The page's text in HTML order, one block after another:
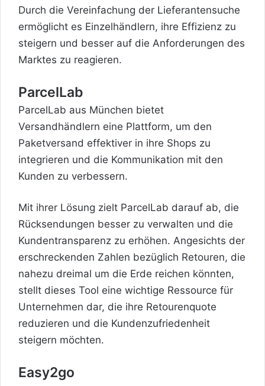
Durch die Vereinfachung der Lieferantensuche
ermöglicht es Einzelhändlern, ihre Effizienz zu
steigern und besser auf die Anforderungen des
Marktes zu reagieren.
ParcelLab
ParcelLab aus München bietet
Versandhändlern eine Plattform, um den
Paketversand effektiver in ihre Shops zu
integrieren und die Kommunikation mit den
Kunden zu verbessern.
Mit ihrer Lösung zielt ParcelLab darauf ab, die
Rücksendungen besser zu verwalten und die
Kundentransparenz zu erhöhen. Angesichts der
erschreckenden Zahlen bezüglich Retouren, die
nahezu dreimal um die Erde reichen könnten,
stellt dieses Tool eine wichtige Ressource für
Unternehmen dar, die ihre Retourenquote
reduzieren und die Kundenzufriedenheit
steigern möchten.
Easy2go